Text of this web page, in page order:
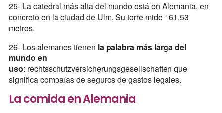
25- La catedral más alta del mundo está en Alemania, en
concreto en la ciudad de Ulm. Su torre mide 161,53
metros.
26- Los alemanes tienen la palabra más larga del
mundo en
uso: rechtsschutzversicherungsgesellschaften que
significa compaías de seguros de gastos legales.
La comida en Alemania